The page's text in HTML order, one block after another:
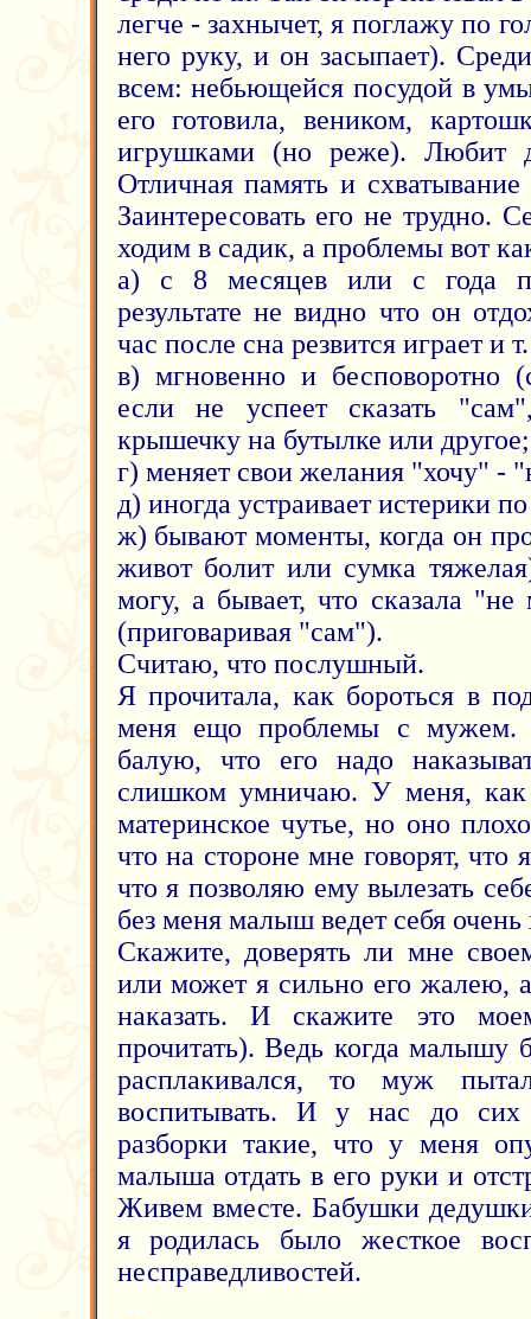
легче - захнычет, я поглажу по
него руку, и он засыпает).
всем: небьющейся посудой в
его готовила, веником,
игрушками (но реже). Любит
Отличная память и
Заинтересовать его не трудно.
ходим в садик, а проблемы вот
а) с 8 месяцев или с года
результате не видно что он
час после сна резвится играет и
в) мгновенно и бесповоротно
если не успеет сказать
крышечку на бутылке или другое;
г) меняет свои желания "хочу" -
д) иногда устраивает истерики
ж) бывают моменты, когда он
живот болит или сумка
могу, а бывает, что сказала
(приговаривая "сам").
Считаю, что послушный.
Я прочитала, как бороться в
меня ещо проблемы с мужем.
балую, что его надо
слишком умничаю. У меня, как
материнское чутье, но оно
что на стороне мне говорят,
что я позволяю ему вылезать
без меня малыш ведет себя
Скажите, доверять ли мне
или может я сильно его жалею,
наказать. И скажите это
прочитать). Ведь когда малышу
расплакивался, то муж
воспитывать. И у нас до
разборки такие, что у меня
малыша отдать в его руки и
Живем вместе. Бабушки
я родилась было жесткое
несправедливостей.